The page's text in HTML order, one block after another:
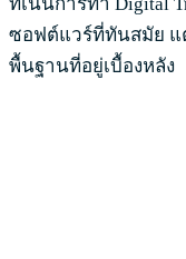
ซอฟต์แวร์ที่ทันสมัย แ
พื้นฐานที่อยู่เบื้องหลัง